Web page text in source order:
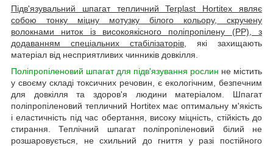
Підв'язувальний шпагат тепличний Terplast Hortitex являє
собою тонку міцну мотузку білого кольору, скручену
волокнами ниток із високоякісного поліпропілену (РР), з
додаванням спеціальних стабілізаторів , які захищають
матеріал від несприятливих чинників довкілля.
Поліпропіленовий шпагат для підв'язування рослин не містить
у своєму складі токсичних речовин, є екологічним, безпечним
для довкілля та здоров'я людини матеріалом. Шпагат
поліпропіленовий тепличний Hortitex має оптимальну м'якість
і еластичність під час обертання, високу міцність, стійкість до
стирання. Теплічний шпагат поліпропіленовий білий не
розшаровується, не схильний до гниття у разі постійного